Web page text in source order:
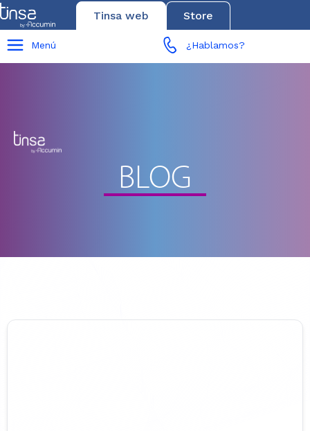
Tinsa web Store
Menú ¿Hablamos?
BLOG